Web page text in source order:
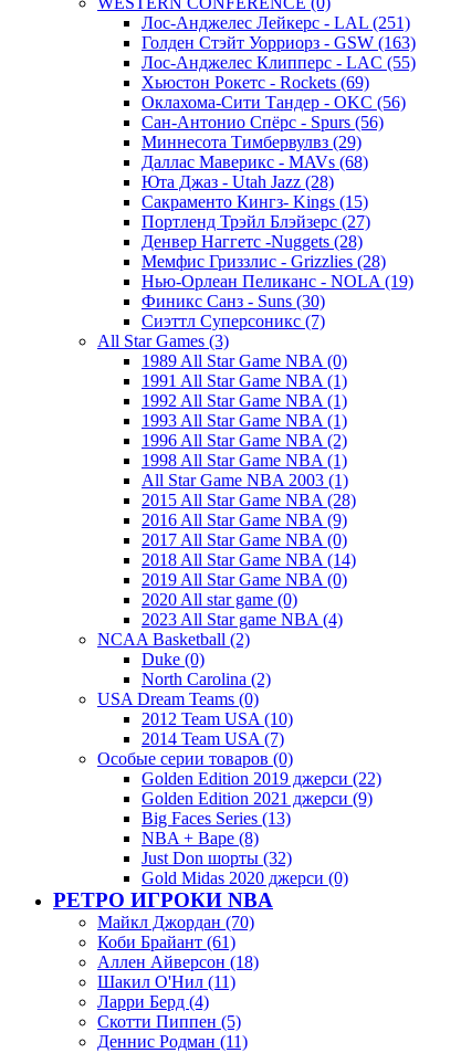
Лос-Анджелес Лейкерс - LAL (251)
Голден Стэйт Уорриорз - GSW (163)
Лос-Анджелес Клипперс - LAC (55)
Хьюстон Рокетс - Rockets (69)
Оклахома-Сити Тандер - OKC (56)
Сан-Антонио Спёрс - Spurs (56)
Миннесота Тимбервулвз (29)
Даллас Маверикс - MAVs (68)
Юта Джаз - Utah Jazz (28)
Сакраменто Кингз- Kings (15)
Портленд Трэйл Блэйзерс (27)
Денвер Наггетс -Nuggets (28)
Мемфис Гриззлис - Grizzlies (28)
Нью-Орлеан Пеликанс - NOLA (19)
Финикс Санз - Suns (30)
Сиэттл Суперсоникс (7)
All Star Games (3)
1989 All Star Game NBA (0)
1991 All Star Game NBA (1)
1992 All Star Game NBA (1)
1993 All Star Game NBA (1)
1996 All Star Game NBA (2)
1998 All Star Game NBA (1)
All Star Game NBA 2003 (1)
2015 All Star Game NBA (28)
2016 All Star Game NBA (9)
2017 All Star Game NBA (0)
2018 All Star Game NBA (14)
2019 All Star Game NBA (0)
2020 All star game (0)
2023 All Star game NBA (4)
NCAA Basketball (2)
Duke (0)
North Carolina (2)
USA Dream Teams (0)
2012 Team USA (10)
2014 Team USA (7)
Особые серии товаров (0)
Golden Edition 2019 джерси (22)
Golden Edition 2021 джерси (9)
Big Faces Series (13)
NBA + Bape (8)
Just Don шорты (32)
Gold Midas 2020 джерси (0)
РЕТРО ИГРОКИ NBA
Майкл Джордан (70)
Коби Брайант (61)
Аллен Айверсон (18)
Шакил О'Нил (11)
Ларри Берд (4)
Скотти Пиппен (5)
Деннис Родман (11)